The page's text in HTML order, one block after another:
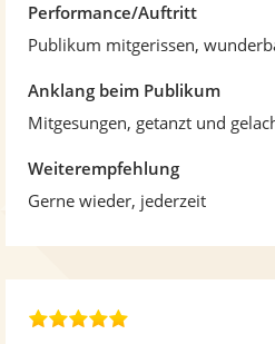
Performance/Auftritt
Publikum mitgerissen,
Anklang beim Publikum
Mitgesungen, getanzt und
Weiterempfehlung
Gerne wieder, jederzeit
5